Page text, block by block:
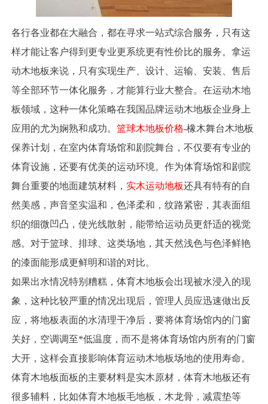
各行各业都在大融合，都在寻求一站式综合服务，只有这
样才能让客户得到更专业更系统更有性价比的服务。拿运
动木地板来说，只有实现生产、设计、运输、安装、售后
等全部环节一体化服务，才能算行业大整合。在运动木地
板领域，这种一体化策略在我国品牌运动木地板企业身上
应用的尤为娴熟和成功。 篮球木地板价格-橡木舞台木地板
保养计划，在室内体育场馆和剧院舞台，不仅要有专业的
体育设施，还要有优美的运动环境。作为体育场馆和剧院
舞台重要的地面建筑材料， 实木运动地板还具有特有的自
然美感，声音坚实温和，色泽柔和，纹路紧密，其表面组
织的细微凹凸，使光线散射，能带给运动员更舒适的视觉
感。对于篮球、排球、这类场地，其天然浅色与色泽鲜艳
的漆面能形成更鲜明和谐的对比。
如果出水情况特别糟糕，体育木地板会出现被水浸入的现
象，这种比较严重的情况出现后，管理人员应迅速做出反
应，将地板表面的水清理干净后，要将体育场馆内的门窗
关好，空调调至*低温度，而不是将体育场馆内所有的门窗
大开，这样会直接影响体育运动木地板场地的使用寿命。
体育木地板面板的主要材料是实木原材，体育木地板还有
很多辅料，比如体育木地板毛地板，木龙骨，减震垫等